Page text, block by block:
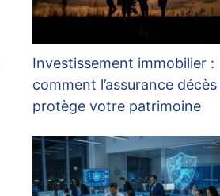
Investissement immobilier :
comment l’assurance décès
protège votre patrimoine